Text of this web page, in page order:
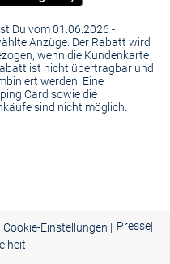
Du vom 01.06.2026 -
Anzüge. Der Rabatt wird
wenn die Kundenkarte
ist nicht übertragbar und
werden. Eine
Card sowie die
sind nicht möglich.
Cookie-Einstellungen | Presse|